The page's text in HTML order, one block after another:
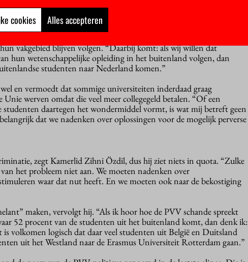
stelt voorop dat internationalisering vaak goed is voor het hoger
dankzij de komst van buitenlandse studenten voortdurend de
vakgebied blijven volgen. “Daarbij komt: als wij willen dat
hun wetenschappelijke opleiding in het buitenland volgen, dan
studenten naar Nederland komen.”
en vermoedt dat sommige universiteiten inderdaad graag
werven omdat die veel meer collegegeld betalen. “Of een
daartegen het wondermiddel vormt, is wat mij betreft geen
dat we nadenken over oplossingen voor de mogelijk perverse
zegt Kamerlid Zihni Özdil, dus hij ziet niets in quota. “Zulke
het probleem niet aan. We moeten nadenken over
waar dat nut heeft. En we moeten ook naar de bekostiging
maken, vervolgt hij. “Als ik hoor hoe de PVV schande spreekt
52 procent van de studenten uit het buitenland komt, dan denk ik:
volkomen logisch dat daar veel studenten uit België en Duitsland
uit het Westland naar de Erasmus Universiteit Rotterdam gaan.”
cookies Alles accepteren